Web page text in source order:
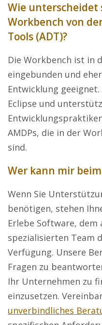
Wie unterscheidet
Workbench von
Tools (ADT)?
Die Workbench ist in
eingebunden und
Entwicklung
Eclipse und
AMDPs, die in der
sind.
Wer kann mir
Wenn Sie
benötigen, stehen
Erlebe Software, dem
spezialisierten Team
Verfügung. Unsere
Fragen zu
Ihr Unternehmen zu
einzusetzen.
unverbindliches